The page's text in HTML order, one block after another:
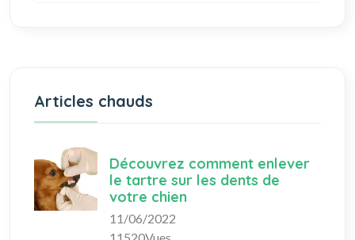
Articles chauds
Découvrez comment enlever
le tartre sur les dents de
votre chien
11/06/2022